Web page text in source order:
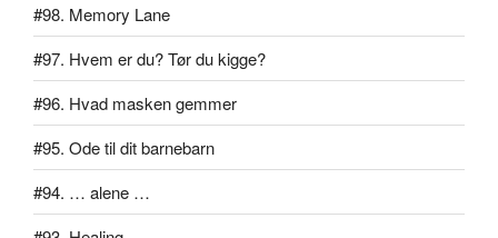
#98. Memory Lane
#97. Hvem er du? Tør du kigge?
#96. Hvad masken gemmer
#95. Ode til dit barnebarn
#94. … alene …